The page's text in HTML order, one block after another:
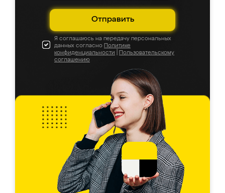
Отправить
Я соглашаюсь на передачу персональных
данных согласно Политике
конфиденциальности
Пользовательскому
соглашению